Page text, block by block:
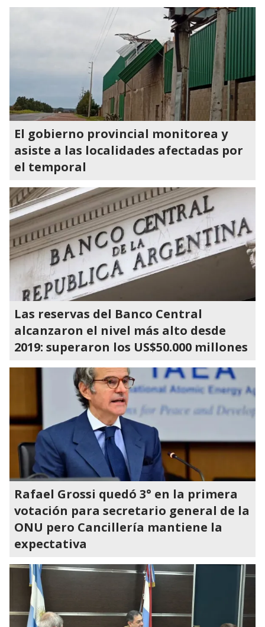
El gobierno provincial monitorea y
asiste a las localidades afectadas por
el temporal
Las reservas del Banco Central
alcanzaron el nivel más alto desde
2019: superaron los US$50.000 millones
Rafael Grossi quedó 3° en la primera
votación para secretario general de la
ONU pero Cancillería mantiene la
expectativa